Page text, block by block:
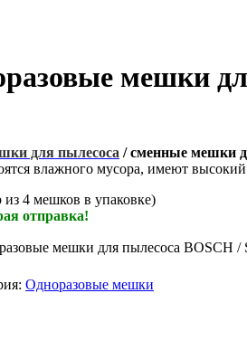
мешки
для пылесоса / сменные мешки
влажного мусора, имеют
4 мешков в упаковке)
отправка!
мешки для пылесоса BOSCH
Одноразовые мешки